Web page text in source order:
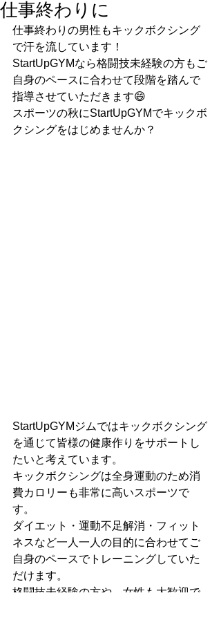
仕事終わりに
仕事終わりの男性もキックボクシング
で汗を流しています！
StartUpGYMなら格闘技未経験の方もご
自身のペースに合わせて段階を踏んで
指導させていただきます😄
スポーツの秋にStartUpGYMでキックボ
クシングをはじめませんか？
StartUpGYMジムではキックボクシング
を通じて皆様の健康作りをサポートし
たいと考えています。
キックボクシングは全身運動のため消
費カロリーも非常に高いスポーツで
す。
ダイエット・運動不足解消・フィット
ネスなど一人一人の目的に合わせてご
自身のペースでトレーニングしていた
だけます。
格闘技未経験の方や、女性も大歓迎で